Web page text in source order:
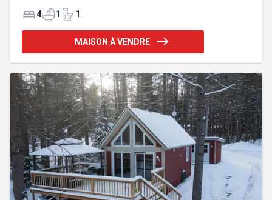
plusieurs travaux d'actualisation et d'amélioration
esthétique au fil des ans. Profitez de trois verrières
lumineuses, de thermopompes pour un confort
accru et d'un cachet unique. Le terrain additionnel
de développement. Une occasion rare au coeur d
4 1 1
MAISON À VENDRE